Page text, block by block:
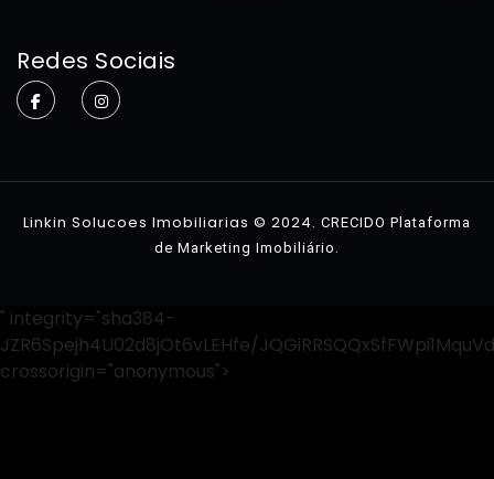
Redes Sociais
Linkin Solucoes Imobiliarias © 2024. CRECIDO Plataforma
de Marketing Imobiliário .
" integrity="sha384-
JZR6Spejh4U02d8jOt6vLEHfe/
crossorigin="anonymous">